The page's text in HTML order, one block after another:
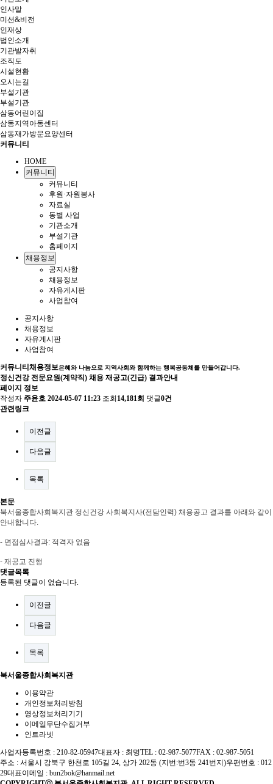
인사말
미션&비전
인재상
법인소개
기관발자취
조직도
시설현황
오시는길
부설기관
부설기관
삼동어린이집
삼동지역아동센터
삼동재가방문요양센터
커뮤니티
HOME
커뮤니티
커뮤니티
후원·자원봉사
자료실
동별 사업
기관소개
부설기관
홈페이지
채용정보
공지사항
채용정보
자유게시판
사업참여
공지사항
채용정보
자유게시판
사업참여
커뮤니티 채용정보은혜와 나눔으로 지역사회와 함께하는 행복공동체를 만들어갑니다.
정신건강 전문요원(계약직) 채용 재공고(긴급) 결과안내
페이지 정보
작성자 주윤호 2024-05-07 11:23 조회 14,181회 댓글0건
관련링크
이전글
다음글
목록
본문
북서울종합사회복지관 정신건강 사회복지사(전담인력) 채용공고 결과를 아래와 같이
안내합니다.
- 면접 심사결과: 적격자 없음
- 재공고 진행
댓글목록
등록된 댓글이 없습니다.
이전글
다음글
목록
북서울종합사회복지관
이용약관
개인정보처리방침
영상정보처리기기
이메일무단수집거부
인트라넷
사업자등록번호 : 210-82-05947대표자 : 최명TEL : 02-987-5077FAX : 02-987-5051
주소 : 서울시 강북구 한천로 105길 24, 상가 202동 (지번:번3동 241번지)우편번호 : 012
29대표이메일 : bun2bok@hanmail.net